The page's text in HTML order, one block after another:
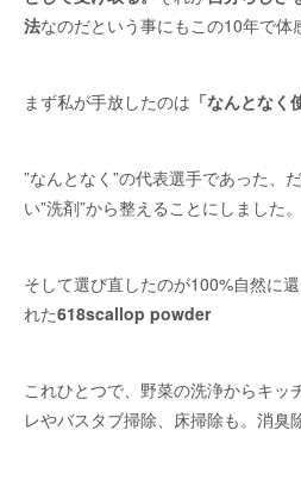
法なのだという事にもこの10年で体
まず私が手放したのは 「なんとなく
”なんとなく”の代表選手であった、
い”洗剤”から整えることにしました。
そして選び直したのが100%自然に
れた618scallop powder
これひとつで、野菜の洗浄からキッ
レやバスタブ掃除、床掃除も。消臭